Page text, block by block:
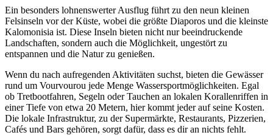
Ein besonders lohnenswerter Ausflug führt zu den neun kleinen
Felsinseln vor der Küste, wobei die größte Diaporos und die kleinste
Kalomonisia ist. Diese Inseln bieten nicht nur beeindruckende
Landschaften, sondern auch die Möglichkeit, ungestört zu
entspannen und die Natur zu genießen.
Wenn du nach aufregenden Aktivitäten suchst, bieten die Gewässer
rund um Vourvourou jede Menge Wassersportmöglichkeiten. Egal
ob Tretbootfahren, Segeln oder Tauchen an lokalen Korallenriffen in
einer Tiefe von etwa 20 Metern, hier kommt jeder auf seine Kosten.
Die lokale Infrastruktur, zu der Supermärkte, Restaurants, Pizzerien,
Cafés und Bars gehören, sorgt dafür, dass es dir an nichts fehlt.